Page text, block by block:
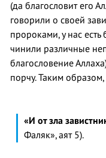
(да благословит его
говорили о своей
пророками, у нас есть
чинили различные
благословение
порчу. Таким
«И от зла
Фаляк», аят 5).